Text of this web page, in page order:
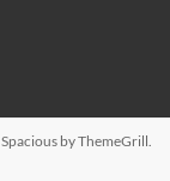
Spaciousby ThemeGrill.